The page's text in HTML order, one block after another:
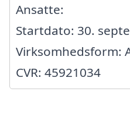
Ansatte:
Startdato: 30.
Virksomhedsform:
CVR: 45921034